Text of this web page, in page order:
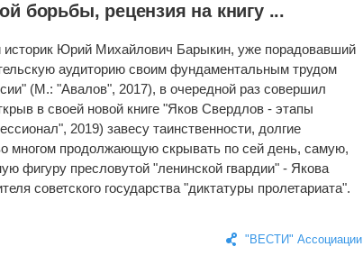
борьбы, рецензия на книгу ...
историк Юрий Михайлович Барыкин, уже порадовавший
аудиторию своим фундаментальным трудом
(М.: "Авалов", 2017), в очередной раз совершил
в своей новой книге "Яков Свердлов - этапы
2019) завесу таинственности, долгие
многом продолжающую скрывать по сей день, самую,
фигуру пресловутой "ленинской гвардии" - Якова
советского государства "диктатуры пролетариата".
"ВЕСТИ" Ассоциации